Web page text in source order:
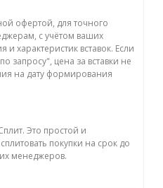
офертой, для точного
с учётом ваших
характеристик вставок. Если
запросу", цена за вставки не
на дату формирования
Это простой и
покупки на срок до
менеджеров.